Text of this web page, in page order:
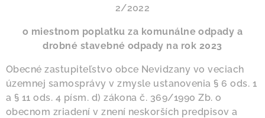
2/2022
o miestnom poplatku za komunálne odpady a
drobné stavebné odpady na rok 2023
Obecné zastupiteľstvo obce Nevidzany vo veciach
územnej samosprávy v zmysle ustanovenia § 6 ods. 1
a § 11 ods. 4 písm. d) zákona č. 369/1990 Zb. o
obecnom zriadení v znení neskorších predpisov a